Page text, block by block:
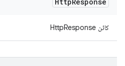
كائن HttpResponse